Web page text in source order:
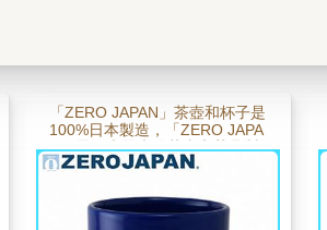
「ZERO JAPAN」茶壺和杯子是
100%日本製造，「ZERO JAPA
N」是日本最大的茶壺和茶具製
造商受到，世界各地高度的評價